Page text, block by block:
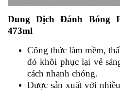
Dung Dịch Đánh Bóng
473ml
Công thức làm mềm,
đó khôi phục lại vẻ
cách nhanh chóng.
Được sản xuất với